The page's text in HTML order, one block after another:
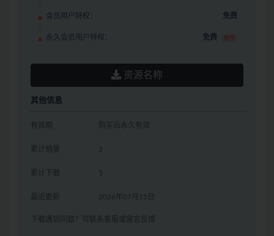
会员用户特权： 免费
永久会员用户特权： 免费 推荐
资源名称
其他信息
有效期 购买后永久有效
累计销量 2
累计下载 5
最近更新 2026年07月15日
下载遇到问题？可联系客服或留言反馈